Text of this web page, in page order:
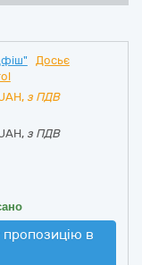
Досьє
з ПДВ
з ПДВ
в